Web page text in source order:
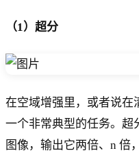
（1）超分
在空域增强里，或者说在
一个非常典型的任务。超
图像，输出它两倍、n 倍